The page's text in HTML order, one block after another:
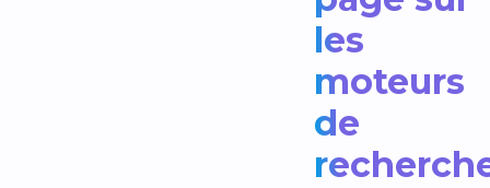
les
moteurs
de